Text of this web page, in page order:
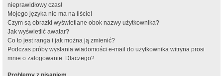
nieprawidłowy czas!
Mojego języka nie ma na liście!
Czym są obrazki wyświetlane obok nazwy użytkownika?
Jak wyświetlić awatar?
Co to jest ranga i jak można ją zmienić?
Podczas próby wysłania wiadomości e-mail do użytkownika witryna prosi
mnie o zalogowanie. Dlaczego?